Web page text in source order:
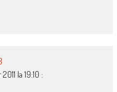
la 19:10 :